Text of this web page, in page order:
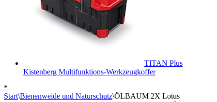
TITAN Plus
Kistenberg Multifunktions-Werkzeugkoffer
*
Start\Bienenweide und Naturschutz\ÖLBAUM 2X Lotus